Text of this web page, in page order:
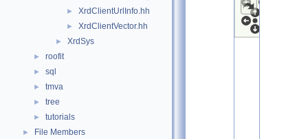
► XrdClientUrlInfo.hh
► XrdClientVector.hh
► XrdSys
► roofit
► sql
► tmva
► tree
► tutorials
► File Members